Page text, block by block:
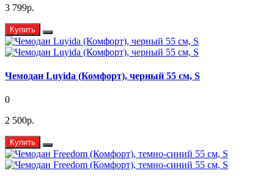
3 799р.
Купить
Чемодан Luyida (Комфорт), черный 55 см, S
0
2 500р.
Купить